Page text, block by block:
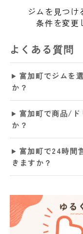
ジムを見つけ
条件を変更
よくある質問
富加町でジムを
か？
富加町で商品/ド
か？
富加町で24時間
きますか？